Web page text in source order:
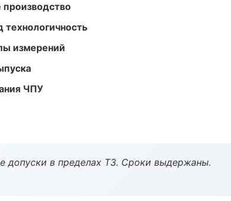
измерений
ЧПУ
допуски в пределах ТЗ. Сроки выдержаны.